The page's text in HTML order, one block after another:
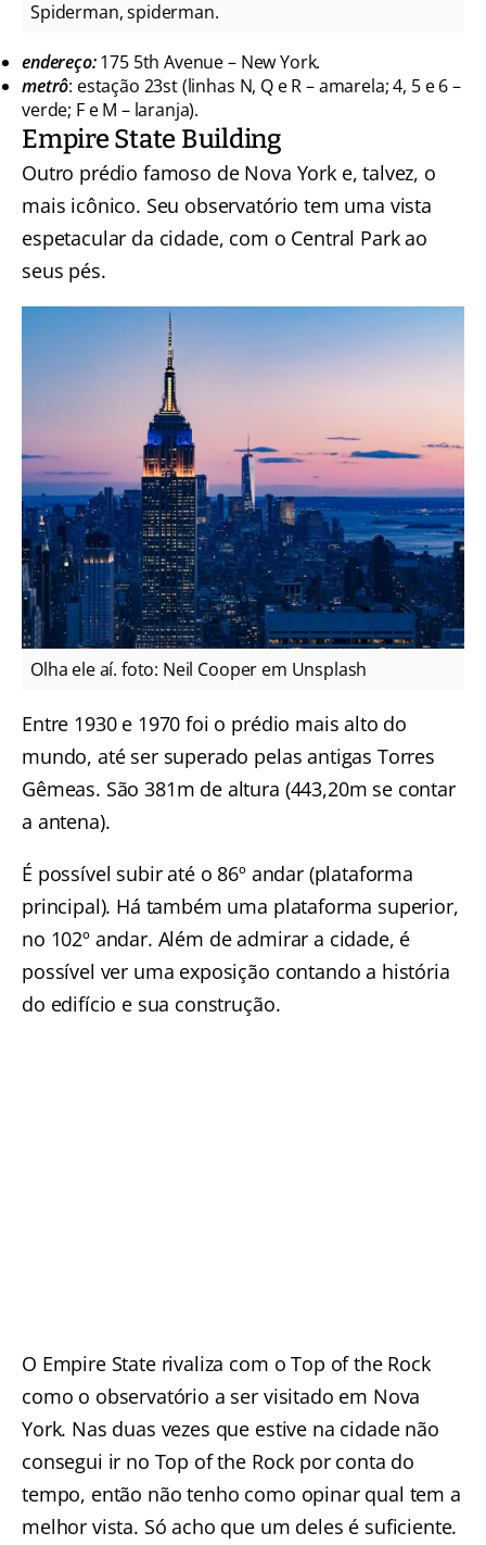
Spiderman, spiderman.
endereço:175 5th Avenue – New York.
metrô: estação 23st (linhas N, Q e R – amarela; 4, 5 e 6 –
verde; F e M – laranja).
Empire State Building
Outro prédio famoso de Nova York e, talvez, o
mais icônico. Seu observatório tem uma vista
espetacular da cidade, com o Central Park ao
seus pés.
Olha ele aí. foto: Neil Cooper em Unsplash
Entre 1930 e 1970 foi o prédio mais alto do
mundo, até ser superado pelas antigas Torres
Gêmeas. São 381m de altura (443,20m se contar
a antena).
É possível subir até o 86º andar (plataforma
principal). Há também uma plataforma superior,
no 102º andar. Além de admirar a cidade, é
possível ver uma exposição contando a história
do edifício e sua construção.
O Empire State rivaliza com o Top of the Rock
como o observatório a ser visitado em Nova
York. Nas duas vezes que estive na cidade não
consegui ir no Top of the Rock por conta do
tempo, então não tenho como opinar qual tem a
melhor vista. Só acho que um deles é suficiente.